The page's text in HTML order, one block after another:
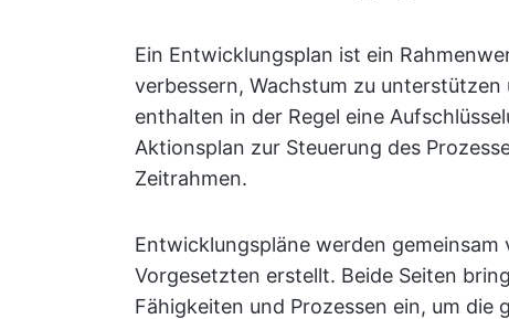
Ein Entwicklungsplan ist ein
verbessern, Wachstum zu
enthalten in der Regel eine
Aktionsplan zur Steuerung des
Zeitrahmen.
Entwicklungspläne werden
Vorgesetzten erstellt. Beide Seiten
Fähigkeiten und Prozessen ein, um die